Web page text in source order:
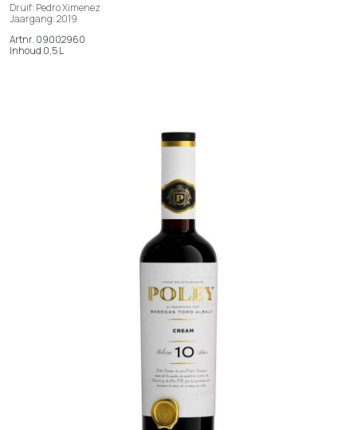
Druif: Pedro Ximenez
Jaargang: 2019
Artnr. 09002960
Inhoud 0,5 L